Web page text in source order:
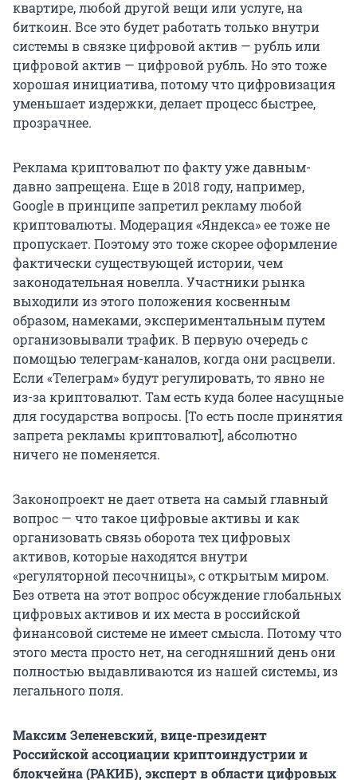
квартире, любой другой вещи или услуге, на
биткоин. Все это будет работать только внутри
системы в связке цифровой актив — рубль или
цифровой актив — цифровой рубль. Но это тоже
хорошая инициатива, потому что цифровизация
уменьшает издержки, делает процесс быстрее,
прозрачнее.
Реклама криптовалют по факту уже давным-
давно запрещена. Еще в 2018 году, например,
Google в принципе запретил рекламу любой
криптовалюты. Модерация «Яндекса» ее тоже не
пропускает. Поэтому это тоже скорее оформление
фактически существующей истории, чем
законодательная новелла. Участники рынка
выходили из этого положения косвенным
образом, намеками, экспериментальным путем
организовывали трафик. В первую очередь с
помощью телеграм-каналов, когда они расцвели.
Если «Телеграм» будут регулировать, то явно не
из-за криптовалют. Там есть куда более насущные
для государства вопросы. [То есть после принятия
запрета рекламы криптовалют], абсолютно
ничего не поменяется.
Законопроект не дает ответа на самый главный
вопрос — что такое цифровые активы и как
организовать связь оборота тех цифровых
активов, которые находятся внутри
«регуляторной песочницы», с открытым миром.
Без ответа на этот вопрос обсуждение глобальных
цифровых активов и их места в российской
финансовой системе не имеет смысла. Потому что
этого места просто нет, на сегодняшний день они
полностью выдавливаются из нашей системы, из
легального поля.
Максим Зеленевский, вице-президент
Российской ассоциации криптоиндустрии и
блокчейна (РАКИБ), эксперт в области цифровых